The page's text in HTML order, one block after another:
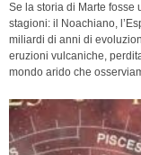
Se la storia di Marte fosse
stagioni: il Noachiano,
miliardi di anni di
eruzioni vulcaniche,
mondo arido che